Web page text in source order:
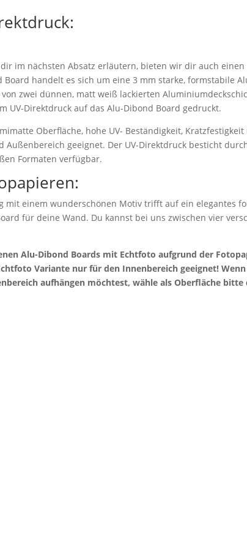
im nächsten Absatz erläutern, bieten wir dir auch
Board handelt es sich um eine 3 mm starke, formstabile
zwei dünnen, matt weiß lackierten
UV-Direktdruck auf das Alu-Dibond Board gedruckt.
Oberfläche, hohe UV- Beständigkeit,
geeignet. Der UV-Direktdruck besticht
Formaten verfügbar.
mit einem wunderschönen Motiv trifft auf ein elegantes
für deine Wand. Du kannst bei uns zwischen vier
Alu-Dibond Boards mit Echtfoto aufgrund der
Variante nur für den Innenbereich geeignet!
aufhängen möchtest, wähle als Oberfläche bitte